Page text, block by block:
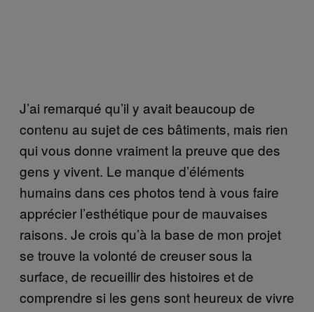
J’ai remarqué qu’il y avait beaucoup de
contenu au sujet de ces bâtiments, mais rien
qui vous donne vraiment la preuve que des
gens y vivent. Le manque d’éléments
humains dans ces photos tend à vous faire
apprécier l’esthétique pour de mauvaises
raisons. Je crois qu’à la base de mon projet
se trouve la volonté de creuser sous la
surface, de recueillir des histoires et de
comprendre si les gens sont heureux de vivre